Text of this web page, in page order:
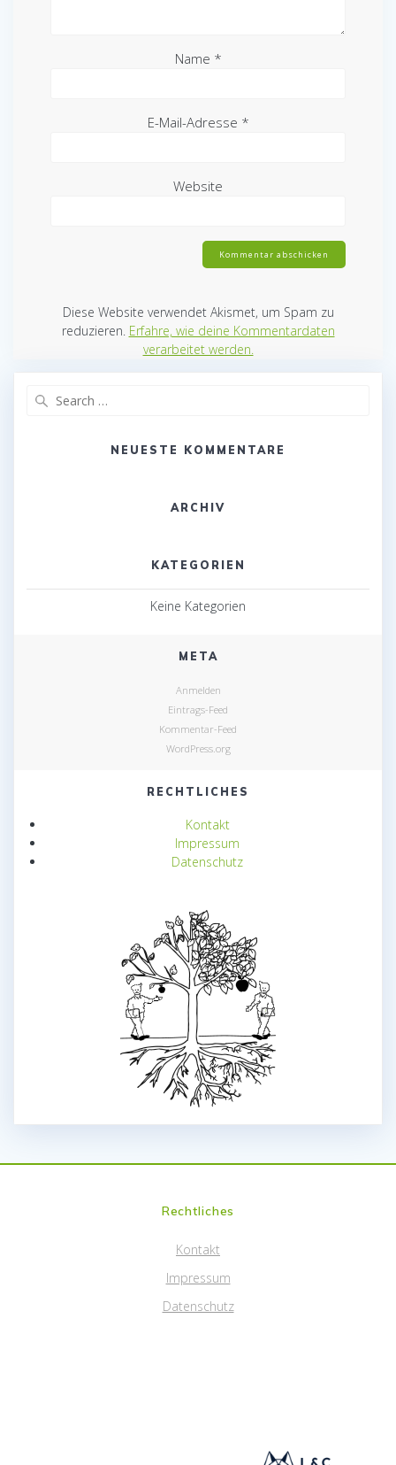
Name *
E-Mail-Adresse *
Website
Diese Website verwendet Akismet, um Spam zu
reduzieren. Erfahre, wie deine Kommentardaten
verarbeitet werden.
NEUESTE KOMMENTARE
ARCHIV
KATEGORIEN
Keine Kategorien
META
Anmelden
Eintrags-Feed
Kommentar-Feed
WordPress.org
RECHTLICHES
Kontakt
Impressum
Datenschutz
Rechtliches
Kontakt
Impressum
Datenschutz